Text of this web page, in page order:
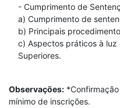
- Cumprimento de
a) Cumprimento de
b) Principais
c) Aspectos práticos à
Superiores.
Observações:
mínimo de inscrições.